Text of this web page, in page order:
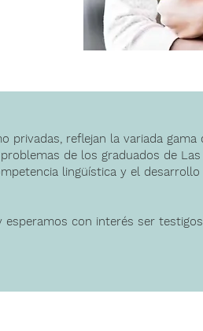
reflejan la variada
de los graduados de
lingüística y el
con interés ser